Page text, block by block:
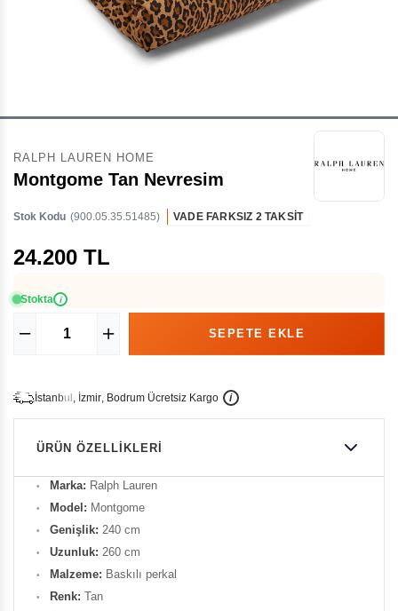
RALPH LAUREN HOME
Montgome Tan Nevresim
Stok Kodu (900.05.35.51485) VADE FARKSIZ 2 TAKSİT
24.200 TL
Stokta i
İstanbu , İzmir, Bodrum Ücretsiz Kargo i
ÜRÜN ÖZELLIKLERI
Marka: Ralph Lauren
Model: Montgome
Genişlik: 240 cm
Uzunluk: 260 cm
Malzeme: Baskılı perkal
Renk: Tan